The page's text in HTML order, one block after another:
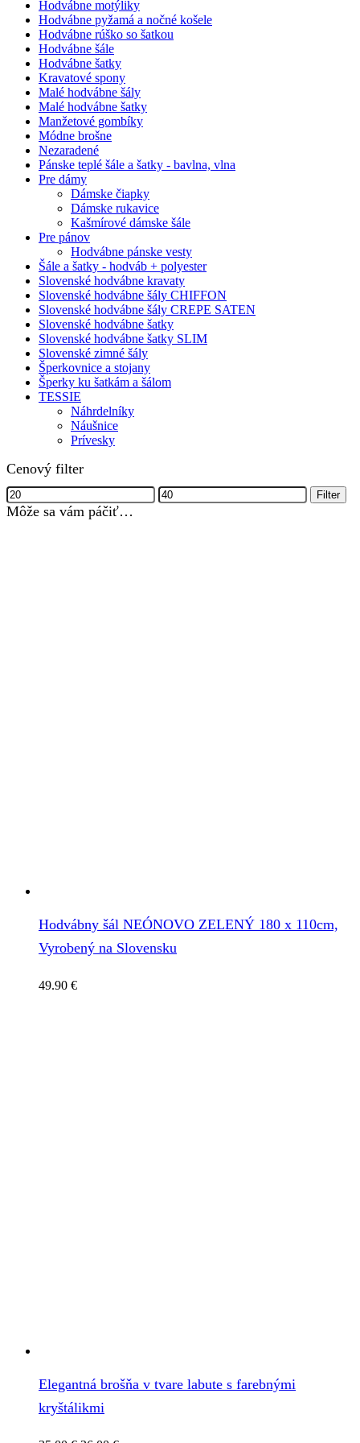
Hodvábne motýliky
Hodvábne pyžamá a nočné košele
Hodvábne rúško so šatkou
Hodvábne šále
Hodvábne šatky
Kravatové spony
Malé hodvábne šály
Malé hodvábne šatky
Manžetové gombíky
Módne brošne
Nezaradené
Pánske teplé šále a šatky - bavlna, vlna
Pre dámy
Dámske čiapky
Dámske rukavice
Kašmírové dámske šále
Pre pánov
Hodvábne pánske vesty
Šále a šatky - hodváb + polyester
Slovenské hodvábne kravaty
Slovenské hodvábne šály CHIFFON
Slovenské hodvábne šály CREPE SATEN
Slovenské hodvábne šatky
Slovenské hodvábne šatky SLIM
Slovenské zimné šály
Šperkovnice a stojany
Šperky ku šatkám a šálom
TESSIE
Náhrdelníky
Náušnice
Prívesky
Cenový filter
Minimálna
cena
Maximálna
cena
Filter
Môže sa vám páčiť…
Hodvábny šál NEÓNOVO ZELENÝ 180 x 110cm,
Vyrobený na Slovensku
49.90 €
Elegantná brošňa v tvare labute s farebnými
kryštálikmi